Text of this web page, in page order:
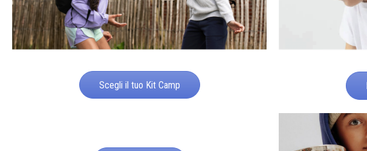
Scegli il tuo Kit Camp